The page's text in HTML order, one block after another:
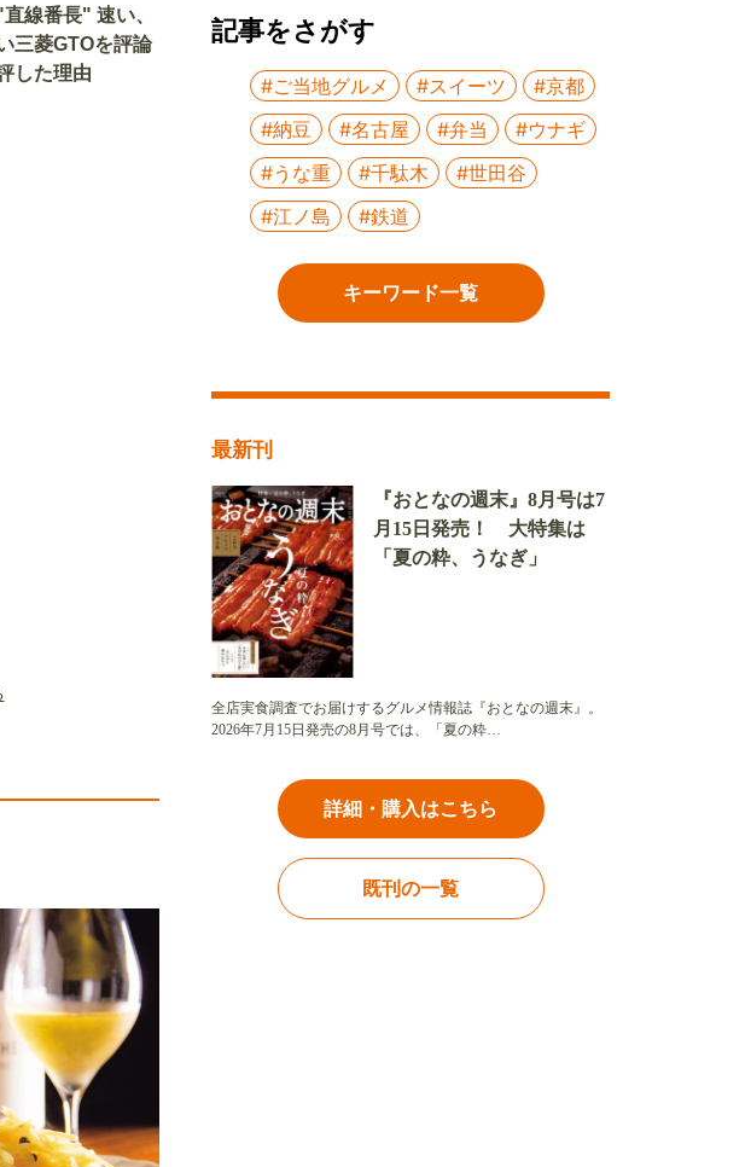
線番長" 速い、
三菱GTOを評論
した理由
記事をさがす
#ご当地グルメ #スイーツ
#京都
#納豆
#名古屋 #弁当
#ウナギ
#うな重
#千駄木
#世田谷
#江ノ島
#鉄道
キーワード一覧
最新刊
『おとなの週末』8月号は7
月15日発売！ 大特集は
「夏の粋、うなぎ」
全店実食調査でお届けするグルメ情報誌『おとなの週末』。
2026年7月15日発売の8月号では、「夏の粋…
詳細・購入はこちら
既刊の一覧